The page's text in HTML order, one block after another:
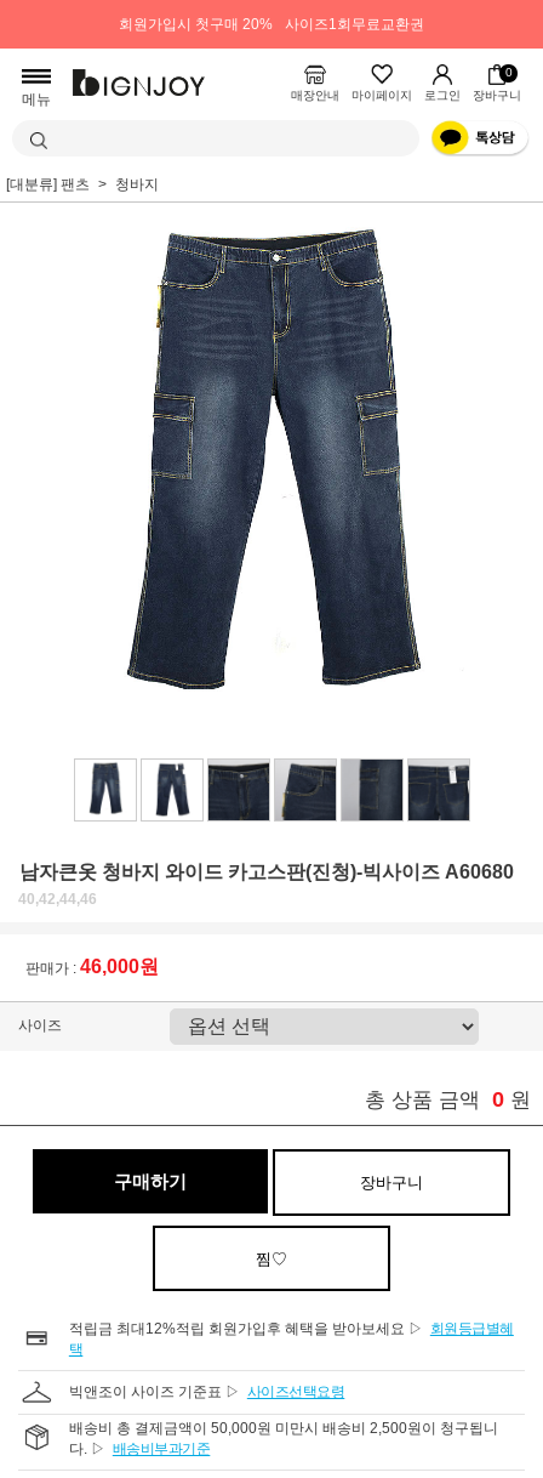
회원가입시 첫구매 20% 사이즈1회무료교환권
메뉴 매장안내 마이페이지 로그인
0
장바구니
[대분류] 팬츠 청바지
남자큰옷 청바지 와이드 카고스판(진청)-빅사이즈 A60680
40,42,44,46
판매가 : 46,000원
사이즈
총 상품 금액 0 원
구매하기 장바구니
찜♡
적립금 최대12%적립 회원가입후 혜택을 받아보세요 ▷
회원등급별혜
택
빅앤조이 사이즈 기준표 ▷ 사이즈선택요령
배송비 총 결제금액이 50,000원 미만시 배송비 2,500원이 청구됩니
다. ▷ 배송비부과기준